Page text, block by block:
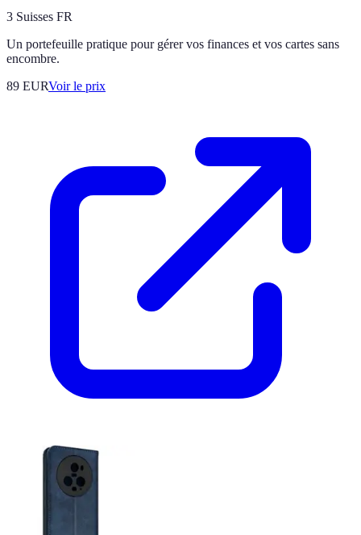
3 Suisses FR
Un portefeuille pratique pour gérer vos finances et vos cartes sans
encombre.
89 EURVoir le prix